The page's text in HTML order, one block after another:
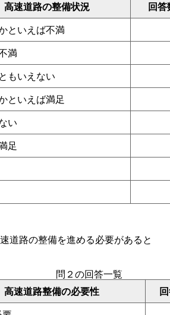
高速道路の整備状況 回答
といえば不満
満
もいえない
といえば満足
い
足
道路の整備を進める必要があると
高速道路整備の必要性
問２の回答一覧